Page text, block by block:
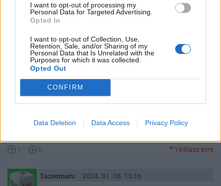
I want to opt-out of processing my
Personal Data for Targeted Advertising.
Opted In
I want to opt-out of Collection, Use,
Retention, Sale, and/or Sharing of my
Personal Data that Is Unrelated with the
Purposes for which it was collected.
Opted Out
CONFIRM
Data Deletion Data Access Privacy Policy
0 Válasz erre
joe001 2024. 01. 07. 09:18
Ne bízz senkiben: A kriptokirály nyomában HD
felderíteni a kriptopénz-multimilliomos Gerry Cotten gyanús
halálát és az eltűnt 250 millió dollárt, amelyet szerintük ellopott
https://videa.hu/videok/film-animacio/ne-bizz-senkiben-a-
1 0 Válasz erre
Tazsomaru 2024. 01. 06. 15:16